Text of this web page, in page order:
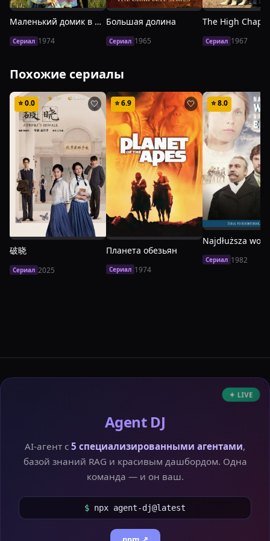
Маленький домик в прериях
Сериал 1974
Большая долина
Сериал 1965
The High
Сериал 1967
Похожие сериалы
⭐0.0 🤍
破晓
Сериал 2025
⭐6.9 🤍
Планета обезьян
Сериал 1974
⭐8.0
Сериал 1982
✦ LIVE
Agent DJ
AI-агент с 5 специализированными агентами,
базой знаний RAG и красивым дашбордом. Одна
команда — и он ваш.
$ npx agent-dj@latest